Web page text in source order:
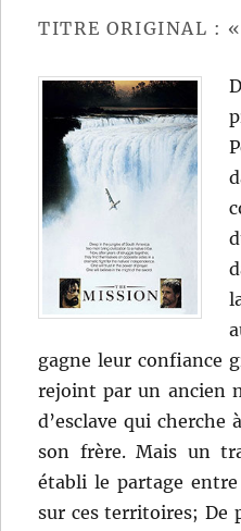
TITRE ORIGINAL :
gagne leur confiance
rejoint par un ancien
d’esclave qui cherche
son frère. Mais un
établi le partage
sur ces territoires; De